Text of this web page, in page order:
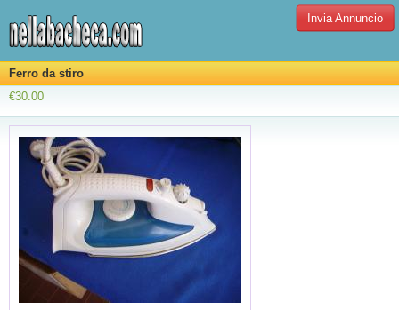
Invia Annuncio
Ferro da stiro
€30.00